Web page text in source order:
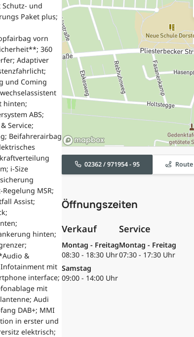
Schutz- und
Paket plus;
vorn
360
Adaptiver
und Coming
hinten;
ABS;
Service;
Beifahrerairbag
i-Size
MSR;
Assist;
hinten;
&
mit
interface;
mit
Audi
DAB+; MMI
in erster und
elektrisch;
02362 / 971954 - 95
Öffnungszeiten
Verkauf
Montag - Freitag
08:30 - 18:30 Uhr
Samstag
09:00 - 14:00 Uhr
Service
Montag - Freitag
07:30 - 17:30 Uhr